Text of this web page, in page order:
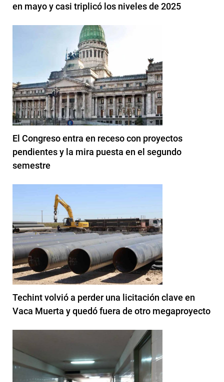
en mayo y casi triplicó los niveles de 2025
El Congreso entra en receso con proyectos
pendientes y la mira puesta en el segundo
semestre
Techint volvió a perder una licitación clave en
Vaca Muerta y quedó fuera de otro megaproyecto